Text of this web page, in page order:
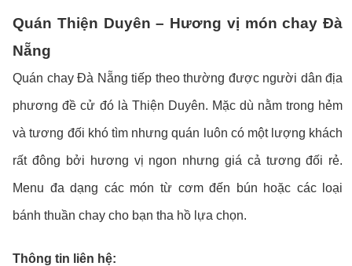
Quán Thiện Duyên – Hương vị món chay Đà
Nẵng
Quán chay Đà Nẵng tiếp theo thường được người dân địa
phương đề cử đó là Thiện Duyên. Mặc dù nằm trong hẻm
và tương đối khó tìm nhưng quán luôn có một lượng khách
rất đông bởi hương vị ngon nhưng giá cả tương đối rẻ.
Menu đa dạng các món từ cơm đến bún hoặc các loại
bánh thuần chay cho bạn tha hồ lựa chọn.
Thông tin liên hệ: